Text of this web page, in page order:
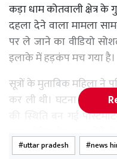
कड़ा धाम कोतवाली क्षेत्र
दहला देने वाला मामला
पर ले जाने का वीडियो
इलाके में हड़कंप मच गया है।
सूत्रों के मुताबिक महिला
कर ली थी। घटना के बाद
की स्थिति बन गई
गया, लेकिन देर शाम होने
रखकर शमशान घाट ले
uttar pradesh news